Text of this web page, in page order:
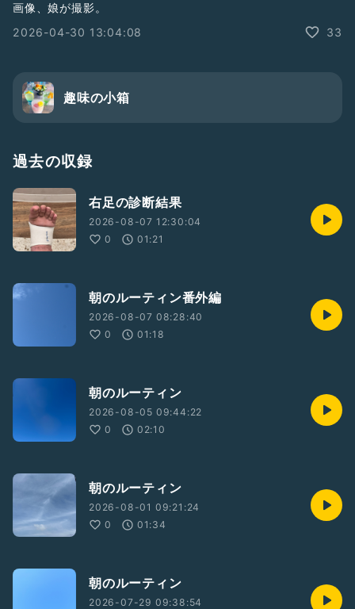
画像、娘が撮影。
2026-04-30 13:04:08
33
趣味の小箱
過去の収録
右足の診断結果
2026-08-07 12:30:04
0
01:21
朝のルーティン番外編
2026-08-07 08:28:40
0
01:18
朝のルーティン
2026-08-05 09:44:22
0
02:10
朝のルーティン
2026-08-01 09:21:24
0
01:34
朝のルーティン
2026-07-29 09:38:54